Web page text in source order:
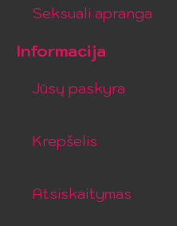
Seksuali apranga
Informacija
Jūsų paskyra
Krepšelis
Atsiskaitymas